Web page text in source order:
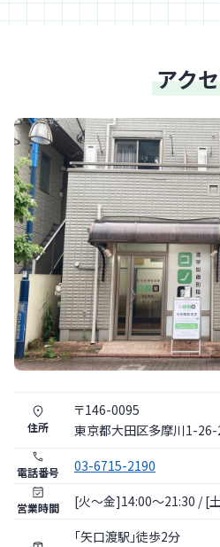
アク
住所
〒146-0095
東京都大田区多摩川1-26-
電話番号 03-6715-2190
営業時間 [火〜金]14:00～21:30 / [
「矢口渡駅」徒歩2分